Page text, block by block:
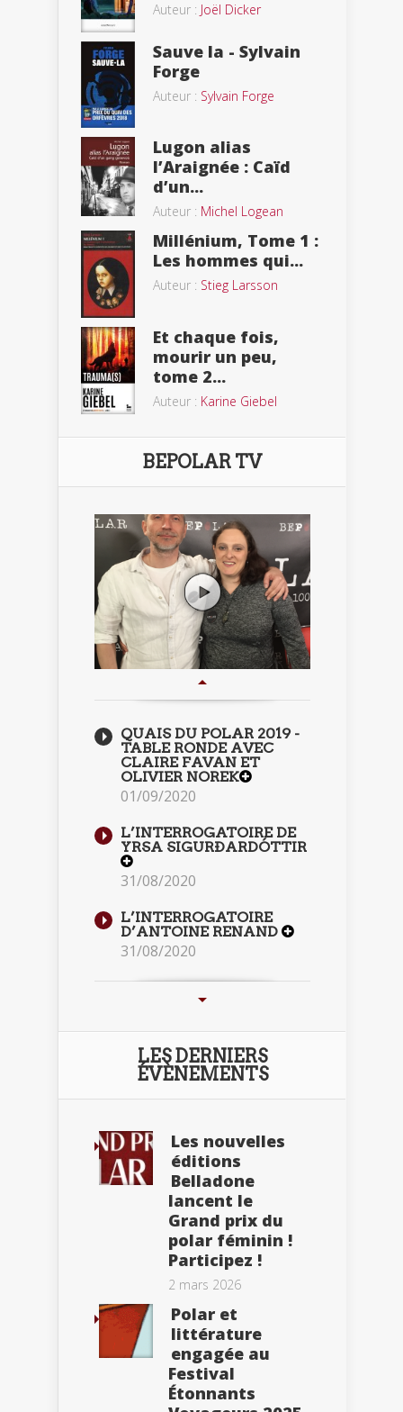
Auteur : Joël Dicker
Sauve la - Sylvain
Forge
Auteur : Sylvain Forge
Lugon alias
l’Araignée : Caïd
d’un...
Auteur : Michel Logean
Millénium, Tome 1 :
Les hommes qui...
Auteur : Stieg Larsson
Et chaque fois,
mourir un peu,
tome 2...
Auteur : Karine Giebel
BEPOLAR TV
QUAIS DU POLAR 2019 -
TABLE RONDE AVEC
CLAIRE FAVAN ET
OLIVIER NOREK
01/09/2020
L’INTERROGATOIRE DE
YRSA SIGURÐARDÓTTIR
31/08/2020
L’INTERROGATOIRE
D’ANTOINE RENAND
31/08/2020
LES DERNIERS
ÉVÈNEMENTS
Les nouvelles
éditions
Belladone
lancent le
Grand prix du
polar féminin !
Participez !
2 mars 2026
Polar et
littérature
engagée au
Festival
Étonnants